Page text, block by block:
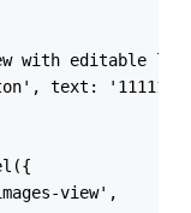
with editable
text:
view',